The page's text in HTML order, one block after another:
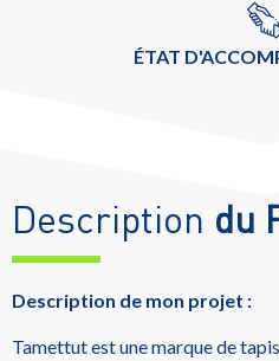
ÉTAT
Description du
Description de mon projet :
Tamettut est une marque de